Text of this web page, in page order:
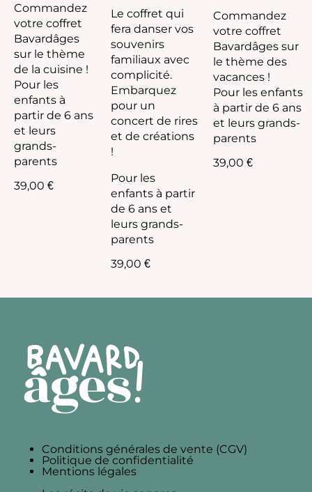
Commandez
votre coffret
Bavardâges
sur le thème
de la cuisine !
Pour les
enfants à
partir de 6 ans
et leurs
grands-
parents
39,00 €
Le coffret qui
fera danser vos
souvenirs
familiaux avec
complicité.
Embarquez
pour un
concert de rires
et de créations
!
Pour les
enfants à partir
de 6 ans et
leurs grands-
parents
39,00 €
Commandez
votre coffret
Bavardâges sur
le thème des
vacances !
Pour les enfants
à partir de 6 ans
et leurs grands-
parents
39,00 €
Conditions générales de vente (CGV)
Politique de confidentialité
Mentions légales